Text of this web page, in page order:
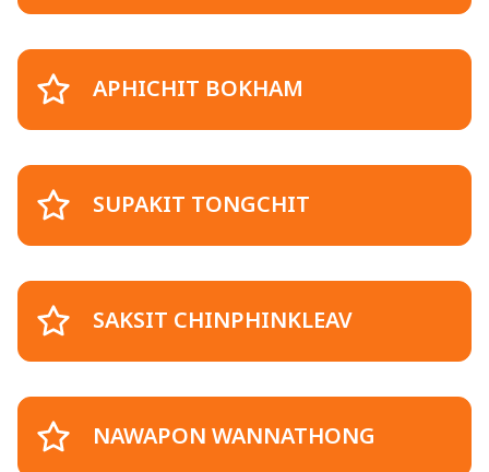
APHICHIT BOKHAM
SUPAKIT TONGCHIT
SAKSIT CHINPHINKLEAV
NAWAPON WANNATHONG